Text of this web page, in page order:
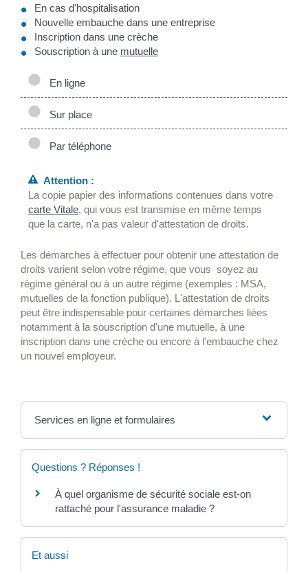
En cas d'hospitalisation
Nouvelle embauche dans une entreprise
Inscription dans une crèche
Souscription à une mutuelle
En ligne
Sur place
Par téléphone
Attention :
La copie papier des informations contenues dans votre
carte Vitale, qui vous est transmise en même temps
que la carte, n'a pas valeur d'attestation de droits.
Les démarches à effectuer pour obtenir une attestation de
droits varient selon votre régime, que vous soyez au
régime général ou à un autre régime (exemples : MSA,
mutuelles de la fonction publique). L'attestation de droits
peut être indispensable pour certaines démarches liées
notamment à la souscription d'une mutuelle, à une
inscription dans une crèche ou encore à l'embauche chez
un nouvel employeur.
Services en ligne et formulaires
Questions ? Réponses !
À quel organisme de sécurité sociale est-on
rattaché pour l'assurance maladie ?
Et aussi